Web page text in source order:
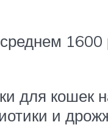
для кошек
и